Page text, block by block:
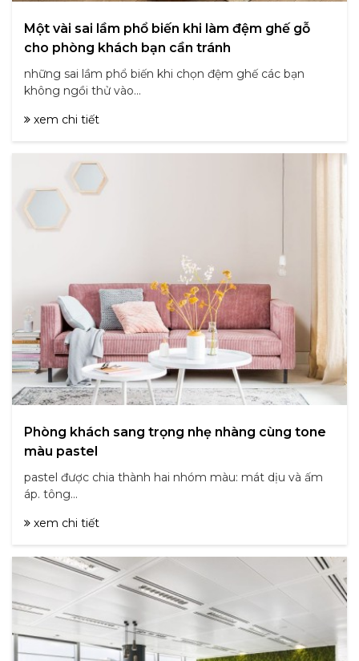
Một vài sai lầm phổ biến khi làm đệm ghế gỗ
cho phòng khách bạn cần tránh
những sai lầm phổ biến khi chọn đệm ghế các bạn
không ngồi thử vào...
xem chi tiết
Phòng khách sang trọng nhẹ nhàng cùng tone
màu pastel
pastel được chia thành hai nhóm màu: mát dịu và ấm
áp. tông...
xem chi tiết